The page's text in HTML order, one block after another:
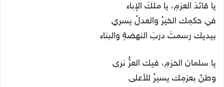
يا قائدَ العزمِ، يا ملكَ الإباء
في حكمِك الخيرُ والعدلُ يسري
بيديك رسمتَ دربَ النهضةِ والبناء
يا سلمانَ الحزمِ، فيك العزُّ نرى
وطنٌ بعزمِك يسيرُ للأعلى